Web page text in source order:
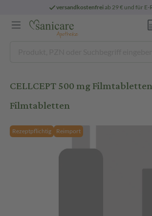
versandkostenfreiab 29 € und für E-
CELLCEPT 500 mg
Filmtabletten
Rezeptpflichtig Reimport